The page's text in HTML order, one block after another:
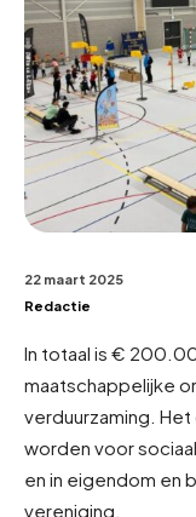
22 maart 2025
Redactie
In totaal is €
maatschappelijke
verduurzaming.
worden voor
en in eigendom en
vereniging.